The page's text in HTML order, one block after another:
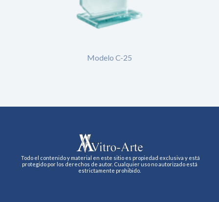
Modelo C-25
Todo el contenido y material en este sitio es propiedad exclusiva y está
protegido por los derechos de autor. Cualquier uso no autorizado está
estrictamente prohibido.